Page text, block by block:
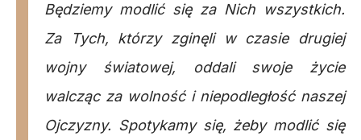
Będziemy modlić się za Nich wszystkich.
Za Tych, którzy zginęli w czasie drugiej
wojny światowej, oddali swoje życie
walcząc za wolność i niepodległość naszej
Ojczyzny. Spotykamy się, żeby modlić się